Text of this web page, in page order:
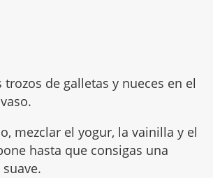
de galletas y nueces en el
mezclar el yogur, la vainilla y el
hasta que consigas una